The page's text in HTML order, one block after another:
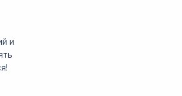
и